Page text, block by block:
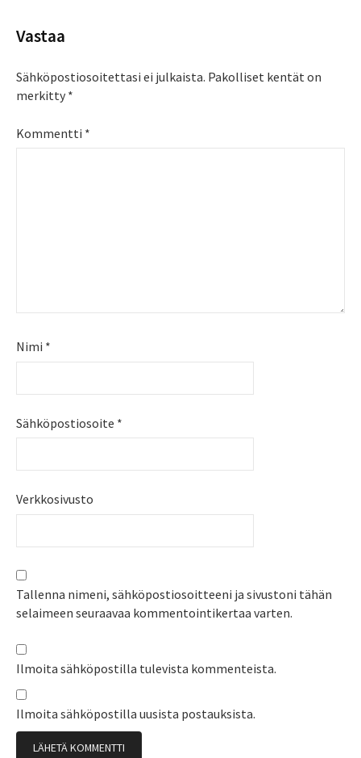
Vastaa
Sähköpostiosoitettasi ei julkaista. Pakolliset kentät on
merkitty *
Kommentti *
Nimi *
Sähköpostiosoite *
Verkkosivusto
Tallenna nimeni, sähköpostiosoitteeni ja sivustoni tähän
selaimeen seuraavaa kommentointikertaa varten.
Ilmoita sähköpostilla tulevista kommenteista.
Ilmoita sähköpostilla uusista postauksista.